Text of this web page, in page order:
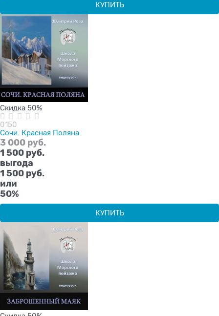
КУПИТЬ
Скидка 50%
0150
Сочи. Красная Поляна
3 000 руб.
1 500 руб.
выгода
1 500 руб.
или
50%
КУПИТЬ